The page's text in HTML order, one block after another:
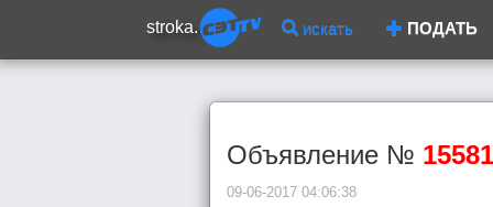
stroka. искать ПОДАТЬ
Объявление № 15581
09-06-2017 04:06:38